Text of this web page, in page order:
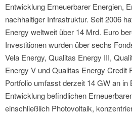
Entwicklung Erneuerbarer Energien,
nachhaltiger Infrastruktur. Seit 2006
Energy weltweit über 14 Mrd. Euro
Investitionen wurden über sechs
Vela Energy, Qualitas Energy III,
Energy V und Qualitas Energy Credit
Portfolio umfasst derzeit 14 GW an in
Entwicklung befindlichen
einschließlich Photovoltaik,